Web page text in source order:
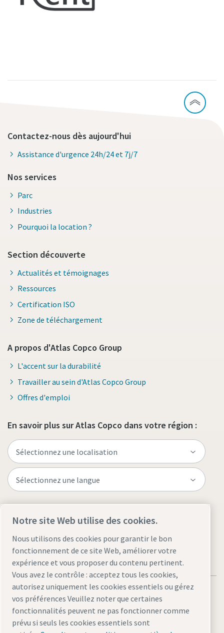
Contactez-nous dès aujourd'hui
Assistance d'urgence 24h/24 et 7j/7
Nos services
Parc
Industries
Pourquoi la location ?
Section découverte
Actualités et témoignages
Ressources
Certification ISO
Zone de téléchargement
A propos d'Atlas Copco Group
L'accent sur la durabilité
Travailler au sein d'Atlas Copco Group
Offres d'emploi
En savoir plus sur Atlas Copco dans votre région :
Mentions légales et déclaration de confidentialité
Notre site Web utilise des cookies.
Nous utilisons des cookies pour garantir le bon
fonctionnement de ce site Web, améliorer votre
expérience et vous proposer du contenu pertinent.
Vous avez le contrôle : acceptez tous les cookies,
autorisez uniquement les cookies essentiels ou gérez
vos préférences Veuillez noter que certaines
fonctionnalités peuvent ne pas fonctionner comme
prévu si seuls les cookies essentiels sont